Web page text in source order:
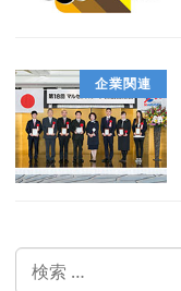
企業関連